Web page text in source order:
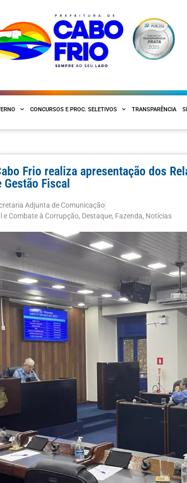
CONCURSOS E PROC. SELETIVOS TRANSPARÊNCIA
Frio realiza apresentação dos
Gestão Fiscal
Adjunta de Comunicação
e Combate à Corrupção, Destaque, Fazenda, Notícias